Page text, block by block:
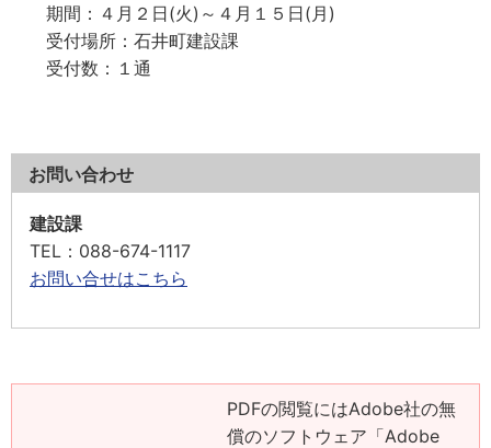
期間：４月２日(火)～４月１５日(月)
受付場所：石井町建設課
受付数：１通
お問い合わせ
建設課
TEL ：088-674-1117
お問い合せはこちら
PDFの閲覧にはAdobe社の無
償のソフトウェア「Adobe